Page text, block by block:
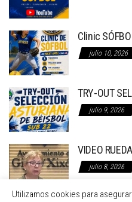
Clinic
julio 10, 2026
TRY-OUT
julio 9, 2026
VIDEO
julio 8, 2026
Utilizamos cookies para